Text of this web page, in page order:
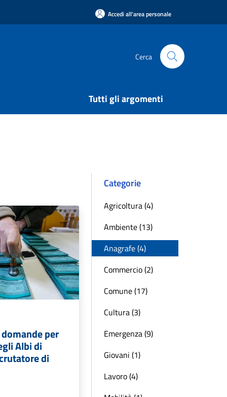
Accedi all'area personale
Cerca
Tutti gli argomenti
per
Albi di
di
Categorie
Agricoltura (4)
Ambiente (13)
Anagrafe (4)
Commercio (2)
Comune (17)
Cultura (3)
Emergenza (9)
Giovani (1)
Lavoro (4)